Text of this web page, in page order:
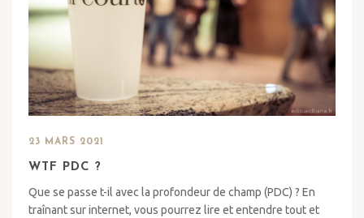
23 MARS 2021
WTF PDC ?
Que se passe t-il avec la profondeur de champ (PDC) ? En
traînant sur internet, vous pourrez lire et entendre tout et